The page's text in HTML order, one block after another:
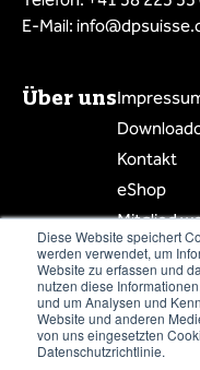
Diese Website speichert
werden verwendet, um
Website zu erfassen und
nutzen diese
und um Analysen und
Website und anderen
von uns eingesetzten
Datenschutzrichtlinie.
E-Mail:
Über uns
Kontakt
eShop
Mitglied